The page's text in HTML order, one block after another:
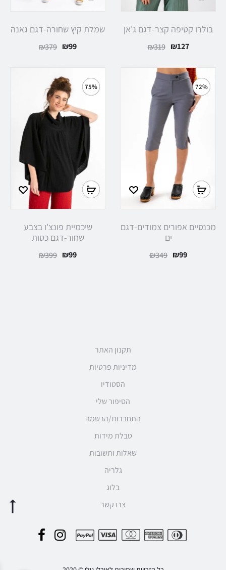
בולרו קטיפה קצר-דגם ג'אן
₪319 ₪127
שמלת קיץ שחורה-דגם גאנה
₪379 ₪99
72%
מכנסיים אפורים צמודים-דגם
ים
₪349 ₪99
75%
שיכמיית פונצ'ו בצבע
שחור-דגם כסות
₪399 ₪99
תקנון האתר
מדיניות פרטיות
הסטודיו
הסיפור שלי
התחברות/הרשמה
טבלת מידות
שאלות ותשובות
גלריה
בלוג
צרו קשר